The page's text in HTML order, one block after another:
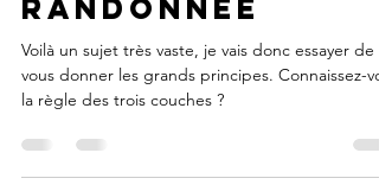
Les Vêtements de
Randonnée
Voilà un sujet très vaste, je vais donc essayer de
la règle des trois couches ?